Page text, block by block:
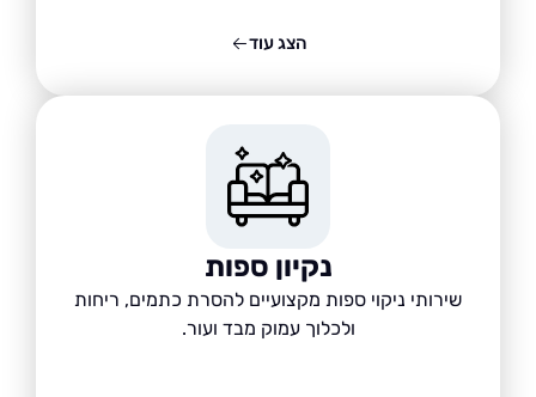
נקיון ספות
שירותי ניקוי ספות מקצועיים להסרת כתמים, ריחות
ולכלוך עמוק מבד ועור.